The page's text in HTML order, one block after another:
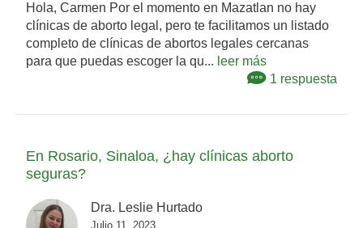
Hola, Carmen Por el momento en Mazatlan no hay
clínicas de aborto legal, pero te facilitamos un listado
completo de clínicas de abortos legales cercanas
para que puedas escoger la qu... leer más
1 respuesta
En Rosario, Sinaloa, ¿hay clínicas aborto
seguras?
Dra. Leslie Hurtado
Julio 11, 2023